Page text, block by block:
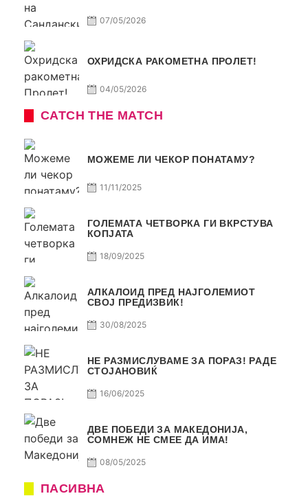
07/05/2026
ОХРИДСКА РАКОМЕТНА ПРОЛЕТ!
04/05/2026
CATCH THE MATCH
МОЖЕМЕ ЛИ ЧЕКОР ПОНАТАМУ?
11/11/2025
ГОЛЕМАТА ЧЕТВОРКА ГИ ВКРСТУВА
КОПЈАТА
18/09/2025
АЛКАЛОИД ПРЕД НАЈГОЛЕМИОТ
СВОЈ ПРЕДИЗВИК!
30/08/2025
НЕ РАЗМИСЛУВАМЕ ЗА ПОРАЗ! РАДЕ
СТОЈАНОВИЌ
16/06/2025
ДВЕ ПОБЕДИ ЗА МАКЕДОНИЈА,
СОМНЕЖ НЕ СМЕЕ ДА ИМА!
08/05/2025
ПАСИВНА